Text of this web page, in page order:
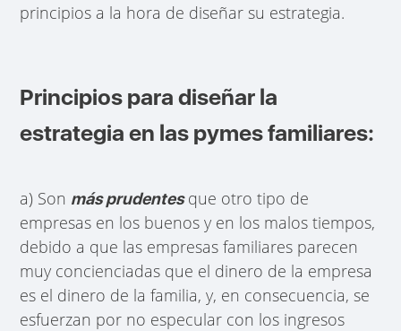
principios a la hora de diseñar su estrategia.
Principios para diseñar la
estrategia en las pymes familiares:
a) Son más prudentesque otro tipo de
empresas en los buenos y en los malos tiempos,
debido a que las empresas familiares parecen
muy concienciadas que el dinero de la empresa
es el dinero de la familia, y, en consecuencia, se
esfuerzan por no especular con los ingresos